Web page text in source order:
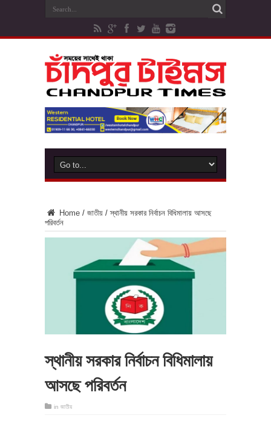
Home / জাতীয় / স্থানীয় সরকার নির্বাচন বিধিমালায় আসছে
পরিবর্তন
স্থানীয় সরকার নির্বাচন বিধিমালায়
আসছে পরিবর্তন
in জাতীয়